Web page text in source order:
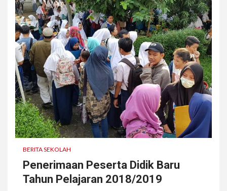
BERITA SEKOLAH
Penerimaan Peserta Didik Baru
Tahun Pelajaran 2018/2019